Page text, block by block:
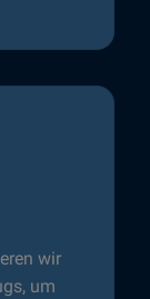
wir
um